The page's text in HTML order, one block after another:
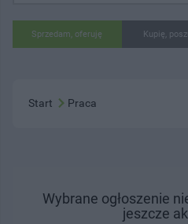
Sprzedam, oferuję Kupię,
Start Praca
Wybrane ogłoszenie
jeszcze